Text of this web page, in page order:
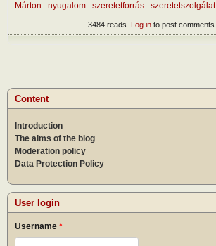
Márton
nyugalom szeretetforrás szeretetszolgálat
Log into post comments
3484 reads
Content
Introduction
The aims of the blog
Moderation policy
Data Protection Policy
User login
Username *